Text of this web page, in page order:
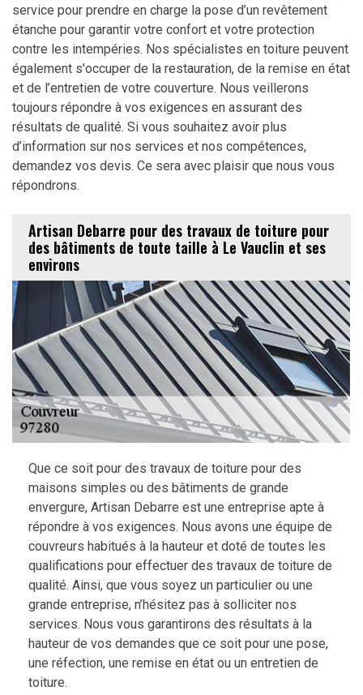
service pour prendre en charge la pose d’un revêtement
étanche pour garantir votre confort et votre protection
contre les intempéries. Nos spécialistes en toiture peuvent
également s'occuper de la restauration, de la remise en état
et de l’entretien de votre couverture. Nous veillerons
toujours répondre à vos exigences en assurant des
résultats de qualité. Si vous souhaitez avoir plus
d’information sur nos services et nos compétences,
demandez vos devis. Ce sera avec plaisir que nous vous
répondrons.
Artisan Debarre pour des travaux de toiture pour
des bâtiments de toute taille à Le Vauclin et ses
environs
Que ce soit pour des travaux de toiture pour des
maisons simples ou des bâtiments de grande
envergure, Artisan Debarre est une entreprise apte à
répondre à vos exigences. Nous avons une équipe de
couvreurs habitués à la hauteur et doté de toutes les
qualifications pour effectuer des travaux de toiture de
qualité. Ainsi, que vous soyez un particulier ou une
grande entreprise, n’hésitez pas à solliciter nos
services. Nous vous garantirons des résultats à la
hauteur de vos demandes que ce soit pour une pose,
une réfection, une remise en état ou un entretien de
toiture.